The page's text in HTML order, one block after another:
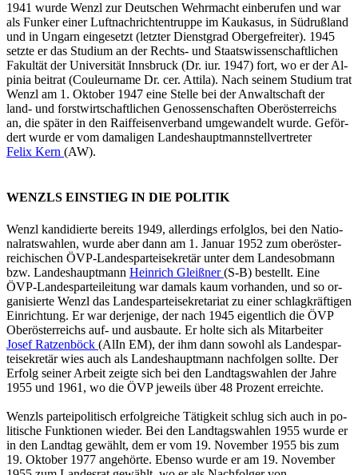
1941 wurde Wenzl zur Deut­schen Wehr­macht ein­be­ru­fen und war
als Fun­ker einer Luft­nach­rich­ten­trup­pe im Kau­ka­sus, in Süd­ru­ß­land
und in Un­garn ein­ge­setzt (letz­ter Dienst­grad Ober­ge­frei­ter). 1945
setz­te er das Stu­di­um an der Rechts- und Staats­wis­sen­schaft­li­chen
Fa­kul­tät der Uni­ver­si­tät Inns­bruck (Dr. iur. 1947) fort, wo er der Al­
pi­nia bei­trat (Cou­leur­na­me Dr. cer. At­ti­la). Nach sei­nem Stu­di­um trat
Wenzl am 1. Ok­to­ber 1947 eine Stel­le bei der An­walt­schaft der
land- und forst­wirt­schaft­li­chen Ge­nos­sen­schaf­ten Ober­ös­ter­reichs
an, die spä­ter in den Raiff­ei­sen­ver­band um­ge­wan­delt wurde. Ge­för­
dert wurde er vom da­ma­li­gen Lan­des­haupt­mann­stell­ver­tre­ter
Felix Kern (AW).
WENZLS EINSTIEG IN DIE POLITIK
Wenzl kan­di­dier­te be­reits 1949, al­ler­dings er­folg­los, bei den Na­tio­
nal­rats­wah­len, wurde aber dann am 1. Ja­nu­ar 1952 zum ober­ös­ter­
rei­chi­schen ÖVP-Lan­des­par­tei­se­kre­tär unter dem Lan­des­ob­mann
bzw. Lan­des­haupt­mann Hein­rich Gleiß­ner(S-B) be­stellt. Eine
ÖVP-Lan­des­par­tei­lei­tung war da­mals kaum vor­han­den, und so or­
ga­ni­sier­te Wenzl das Lan­des­par­tei­se­kre­ta­ri­at zu einer schlag­kräf­ti­gen
Ein­rich­tung. Er war der­je­ni­ge, der nach 1945 ei­gent­lich die ÖVP
Ober­ös­ter­reichs auf- und aus­bau­te. Er holte sich als Mit­ar­bei­ter
Josef Rat­zen­böck (AlIn EM), der ihm dann so­wohl als Lan­des­par­
tei­se­kre­tär wies auch als Lan­des­haupt­mann nach­fol­gen soll­te. Der
Er­folg sei­ner Ar­beit zeig­te sich bei den Land­tags­wah­len der Jahre
1955 und 1961, wo die ÖVP je­weils über 48 Pro­zent er­reich­te.
Wenzls par­tei­po­li­tisch er­folg­rei­che Tä­tig­keit schlug sich auch in po­
li­ti­sche Funk­tio­nen wie­der. Bei den Land­tags­wah­len 1955 wurde er
in den Land­tag ge­wählt, dem er vom 19. No­vem­ber 1955 bis zum
19. Ok­to­ber 1977 an­ge­hör­te. Eben­so wurde er am 19. No­vem­ber